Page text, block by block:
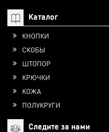
Каталог
КНОПКИ
СКОБЫ
ШТОПОР
КРЮЧКИ
КОЖА
ПОЛУКРУГИ
Следите за нами